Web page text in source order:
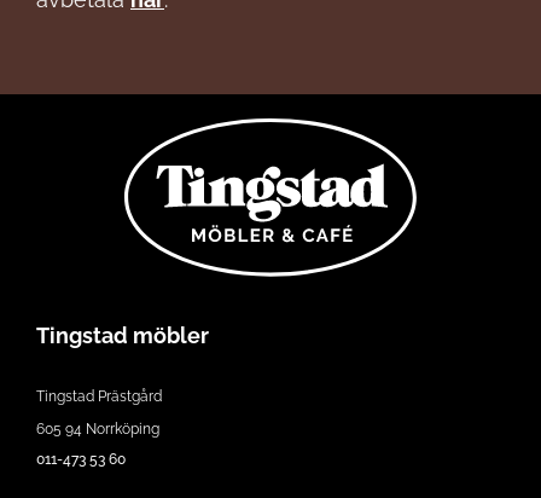
Tingstad möbler
Tingstad Prästgård
605 94 Norrköping
011-473 53 60